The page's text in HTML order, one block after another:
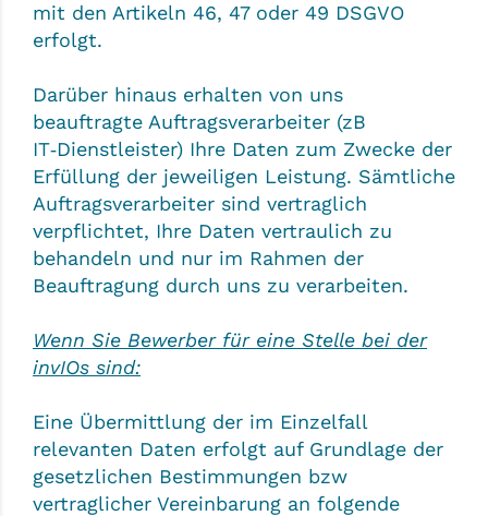
mit den Artikeln 46, 47 oder 49 DSGVO
erfolgt.
Darüber hinaus erhalten von uns
beauftragte Auftragsverarbeiter (zB
IT‑Dienstleister) Ihre Daten zum Zwecke der
Erfüllung der jeweiligen Leistung. Sämtliche
Auftragsverarbeiter sind vertraglich
verpflichtet, Ihre Daten vertraulich zu
behandeln und nur im Rahmen der
Beauftragung durch uns zu verarbeiten.
Wenn Sie Bewerber für eine Stelle bei der
invIOs sind:
Eine Übermittlung der im Einzelfall
relevanten Daten erfolgt auf Grundlage der
gesetzlichen Bestimmungen bzw
vertraglicher Vereinbarung an folgende